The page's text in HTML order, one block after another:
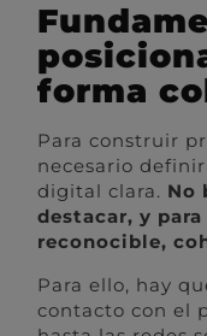
forma
Para construir
necesario
digital clara. No
destacar, y
reconocible,
Para ello, hay
contacto con el